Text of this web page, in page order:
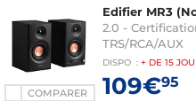
COMPARER
Edifier MR3
2.0 -
TRS/RCA/AUX
DISPO : + DE 15
109€95